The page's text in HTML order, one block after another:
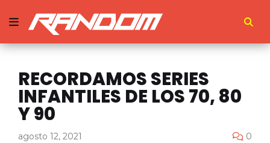
RECORDAMOS SERIES
INFANTILES DE LOS 70, 80
Y 90
agosto 12, 2021 0